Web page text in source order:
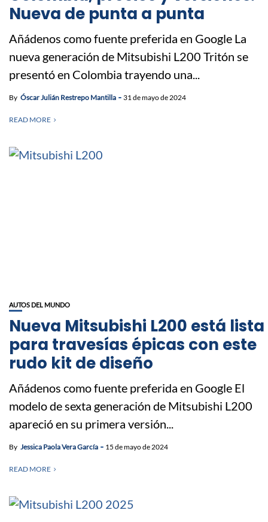
Nueva de punta a punta
Añádenos como fuente preferida en Google La
nueva generación de Mitsubishi L200 Tritón se
presentó en Colombia trayendo una...
By Óscar Julián Restrepo Mantilla 31 de mayo de 2024
READ MORE
AUTOS DEL MUNDO
Nueva Mitsubishi L200 está lista
para travesías épicas con este
rudo kit de diseño
Añádenos como fuente preferida en Google El
modelo de sexta generación de Mitsubishi L200
apareció en su primera versión...
By Jessica Paola Vera García 15 de mayo de 2024
READ MORE